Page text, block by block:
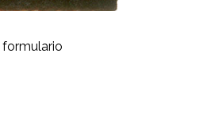
formulario